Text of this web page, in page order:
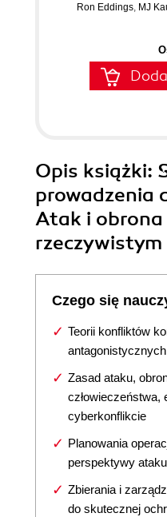
Ron Eddings, MJ
Opis książki:
prowadzenia
Atak i obrona
rzeczywistym
Czego się
Teorii konfliktów
Zasad ataku,
człowieczeństwa,
cyberkonflikcie
Planowania
perspektywy
Zbierania i
do skutecznej